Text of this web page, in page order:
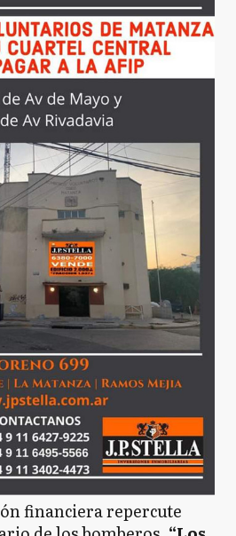
financiera repercute